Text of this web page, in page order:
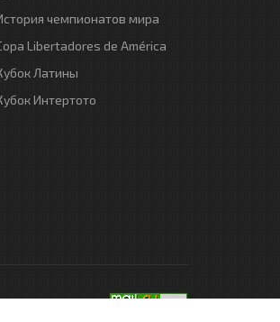
чемпионатов мира
Libertadores de América
Латины
Интертото